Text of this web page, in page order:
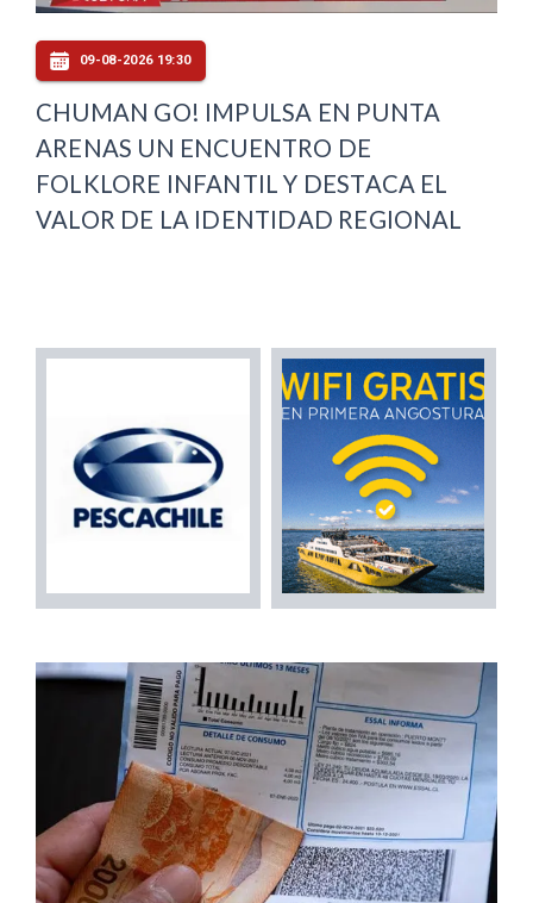
09-08-2026 19:30
CHUMAN GO! IMPULSA EN PUNTA
ARENAS UN ENCUENTRO DE
FOLKLORE INFANTIL Y DESTACA EL
VALOR DE LA IDENTIDAD REGIONAL